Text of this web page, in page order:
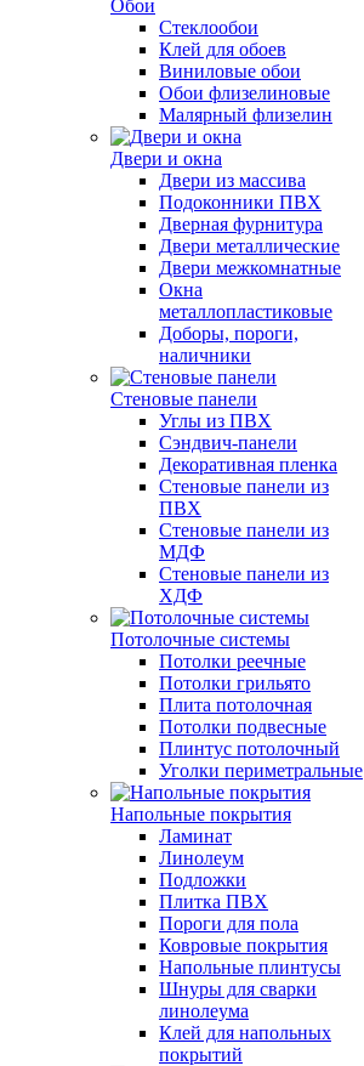
Обои
Стеклообои
Клей для обоев
Виниловые обои
Обои флизелиновые
Малярный флизелин
Двери и окна
Двери из массива
Подоконники ПВХ
Дверная фурнитура
Двери металлические
Двери межкомнатные
Окна
металлопластиковые
Доборы, пороги,
наличники
Стеновые панели
Углы из ПВХ
Сэндвич-панели
Декоративная пленка
Стеновые панели из
ПВХ
Стеновые панели из
МДФ
Стеновые панели из
ХДФ
Потолочные системы
Потолки реечные
Потолки грильято
Плита потолочная
Потолки подвесные
Плинтус потолочный
Уголки периметральные
Напольные покрытия
Ламинат
Линолеум
Подложки
Плитка ПВХ
Пороги для пола
Ковровые покрытия
Напольные плинтусы
Шнуры для сварки
линолеума
Клей для напольных
покрытий